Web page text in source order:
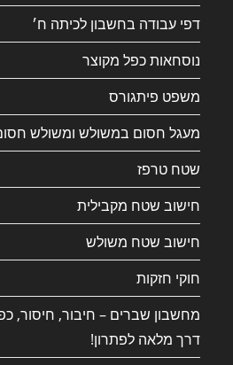
דפי עבודה בחשבון לכיתה ח׳
נוסחאות כפל מקוצר
משפט פיתגורס
מעגל חסום במשולש ומשולש
שטח טרפז
חישוב שטח מקבילית
חישוב שטח משולש
חוקי חזקות
מחשבון שברים – חיבור, חיסור,
דרך מלאה לפתרון!